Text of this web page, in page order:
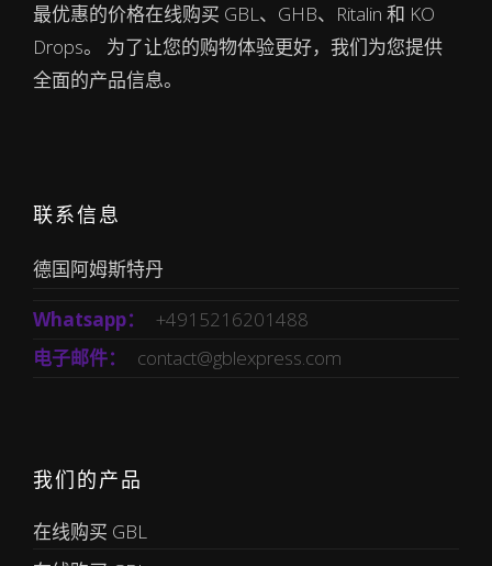
最优惠的价格在线购买 GBL、GHB、Ritalin 和 KO
Drops。 为了让您的购物体验更好，我们为您提供
全面的产品信息。
联系信息
德国阿姆斯特丹
Whatsapp：
+4915216201488
电子邮件：
contact@gblexpress.com
我们的产品
在线购买 GBL